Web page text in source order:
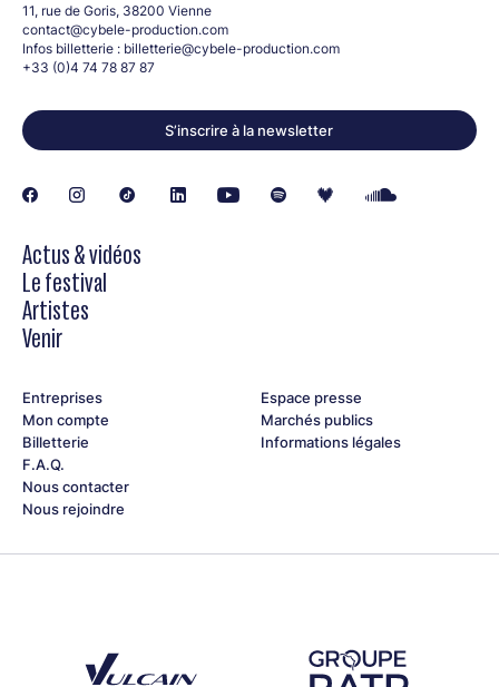
11, rue de Goris, 38200 Vienne
contact@cybele-production.com
Infos billetterie : billetterie@cybele-production.com
+33 (0)4 74 78 87 87
S’inscrire à la newsletter
Actus & vidéos
Le festival
Artistes
Venir
Entreprises
Mon compte
Billetterie
F.A.Q.
Nous contacter
Nous rejoindre
Espace presse
Marchés publics
Informations légales